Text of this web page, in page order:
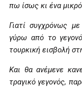
πω ίσως κι ένα
Γιατί συγχρόνως
γύρω από το
τουρκική εισβολή
Και θα ανέμενε
τραγικό γεγονός,